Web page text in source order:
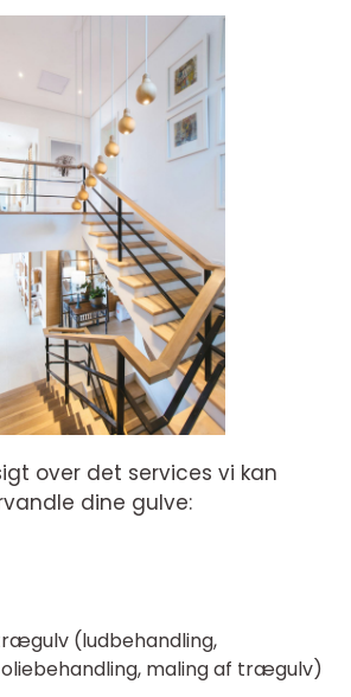
over det services vi kan
dine gulve:
(ludbehandling,
maling af trægulv)